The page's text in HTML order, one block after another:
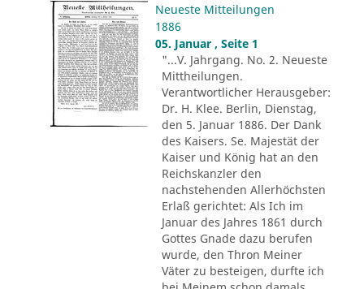
Neueste Mitteilungen
1886
05. Januar , Seite 1
"...V. Jahrgang. No. 2. Neueste
Mittheilungen.
Verantwortlicher Herausgeber:
Dr. H. Klee. Berlin, Dienstag,
den 5. Januar 1886. Der Dank
des Kaisers. Se. Majestät der
Kaiser und König hat an den
Reichskanzler den
nachstehenden Allerhöchsten
Erlaß gerichtet: Als Ich im
Januar des Jahres 1861 durch
Gottes Gnade dazu berufen
wurde, den Thron Meiner
Väter zu besteigen, durfte ich